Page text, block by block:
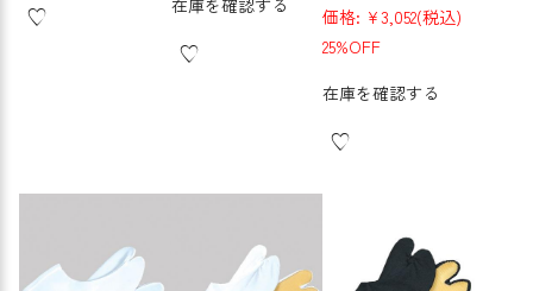
価格: ¥3,052(税込)
25%OFF
在庫を確認する